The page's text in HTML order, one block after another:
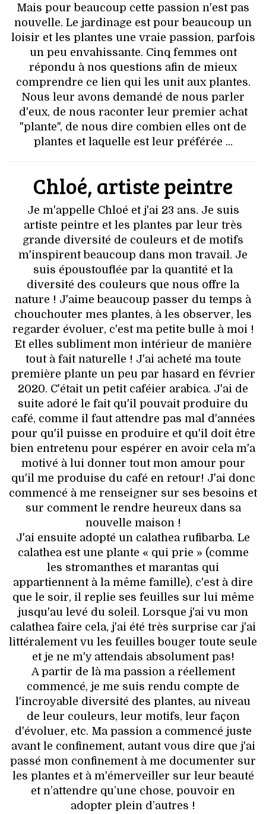
Mais pour beaucoup cette passion n'est pas
nouvelle. Le jardinage est pour beaucoup un
loisir et les plantes une vraie passion, parfois
un peu envahissante. Cinq femmes ont
répondu à nos questions afin de mieux
comprendre ce lien qui les unit aux plantes.
Nous leur avons demandé de nous parler
d'eux, de nous raconter leur premier achat
"plante", de nous dire combien elles ont de
plantes et laquelle est leur préférée ...
Chloé, artiste peintre
Je m'appelle Chloé et j'ai 23 ans. Je suis
artiste peintre et les plantes par leur très
grande diversité de couleurs et de motifs
m'inspirent beaucoup dans mon travail. Je
suis époustouflée par la quantité et la
diversité des couleurs que nous offre la
nature ! J'aime beaucoup passer du temps à
chouchouter mes plantes, à les observer, les
regarder évoluer, c'est ma petite bulle à moi !
Et elles subliment mon intérieur de manière
tout à fait naturelle ! J'ai acheté ma toute
première plante un peu par hasard en février
2020. C'était un petit caféier arabica. J'ai de
suite adoré le fait qu'il pouvait produire du
café, comme il faut attendre pas mal d'années
pour qu'il puisse en produire et qu'il doit être
bien entretenu pour espérer en avoir cela m'a
motivé à lui donner tout mon amour pour
qu'il me produise du café en retour! J'ai donc
commencé à me renseigner sur ses besoins et
sur comment le rendre heureux dans sa
nouvelle maison !
J'ai ensuite adopté un calathea rufibarba. Le
calathea est une plante « qui prie » (comme
les stromanthes et marantas qui
appartiennent à la même famille), c'est à dire
que le soir, il replie ses feuilles sur lui même
jusqu'au levé du soleil. Lorsque j'ai vu mon
calathea faire cela, j'ai été très surprise car j'ai
littéralement vu les feuilles bouger toute seule
et je ne m'y attendais absolument pas!
A partir de là ma passion a réellement
commencé, je me suis rendu compte de
l'incroyable diversité des plantes, au niveau
de leur couleurs, leur motifs, leur façon
d'évoluer, etc. Ma passion a commencé juste
avant le confinement, autant vous dire que j'ai
passé mon confinement à me documenter sur
les plantes et à m'émerveiller sur leur beauté
et n’attendre qu’une chose, pouvoir en
adopter plein d’autres !